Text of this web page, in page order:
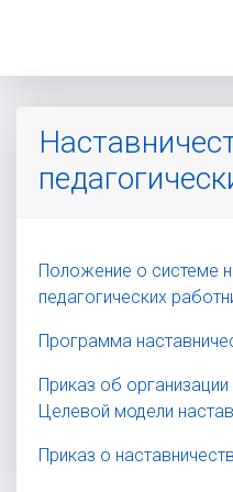
Положение о системе
педагогических
Программа
Приказ об
Целевой модели
Приказ о